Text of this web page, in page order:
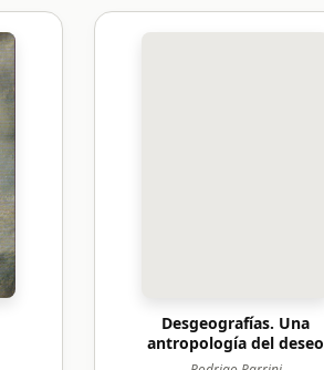
Desgeografías. Una
antropología del deseo